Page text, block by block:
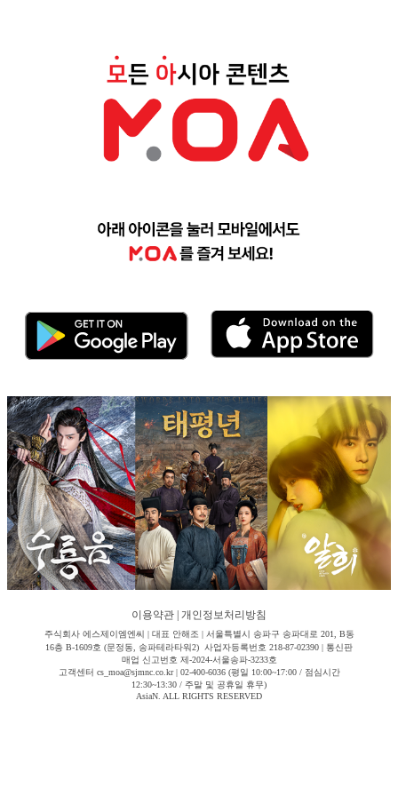
이용약관 개인정보처리방침
주식회사 에스제이엠엔씨 | 대표 안해조 | 서울특별시 송파구 송파대로 201, B동
16층 B-1609호 (문정동, 송파테라타워2) 사업자등록번호 218-87-02390 | 통신판
매업 신고번호 제-2024-서울송파-3233호
고객센터 cs_moa@sjmnc.co.kr | 02-400-6036 (평일 10:00~17:00 / 점심시간
12:30~13:30 / 주말 및 공휴일 휴무)
AsiaN. ALL RIGHTS RESERVED